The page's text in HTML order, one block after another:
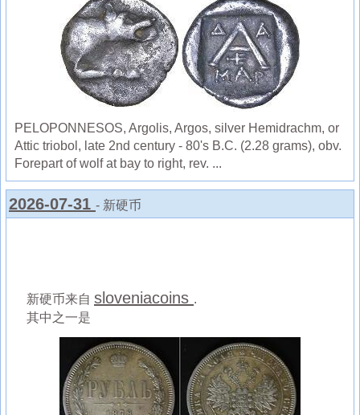
PELOPONNESOS, Argolis, Argos, silver Hemidrachm, or
Attic triobol, late 2nd century - 80's B.C. (2.28 grams), obv.
Forepart of wolf at bay to right, rev. ...
2026-07-31 - 新硬币
新硬币来自 sloveniacoins .
其中之一是